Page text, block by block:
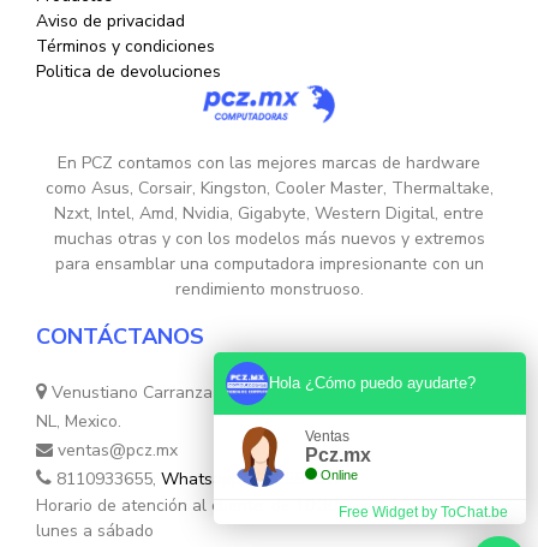
Aviso de privacidad
Términos y condiciones
Politica de devoluciones
En PCZ contamos con las mejores marcas de hardware
como Asus, Corsair, Kingston, Cooler Master, Thermaltake,
Nzxt, Intel, Amd, Nvidia, Gigabyte, Western Digital, entre
muchas otras y con los modelos más nuevos y extremos
para ensamblar una computadora impresionante con un
rendimiento monstruoso.
CONTÁCTANOS
Venustiano Carranza Nte. 755, Colonia Centro, Monterrey,
NL, Mexico.
ventas@pcz.mx
8110933655, Whatsapp 8131554632
Horario de atención al cliente: de 10:30hs. a 17:30hs de
lunes a sábado
Hola ¿Cómo puedo ayudarte?
Ventas
Pcz.mx
Online
Free Widget by ToChat.be